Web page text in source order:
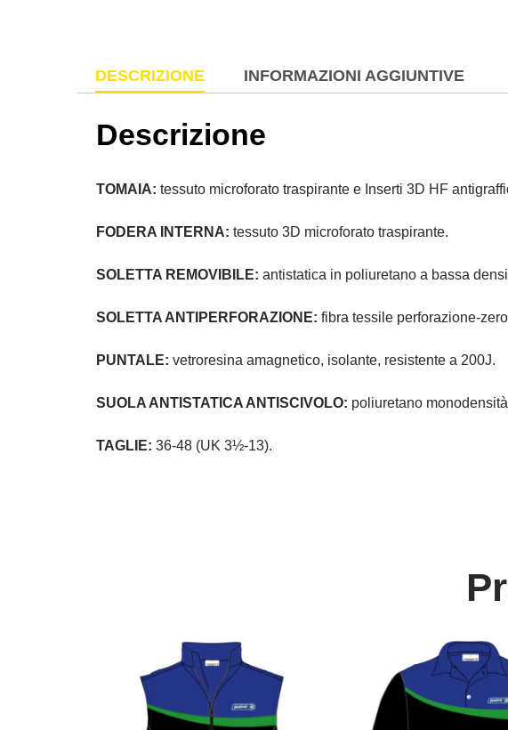
DESCRIZIONE INFORMAZIONI AGGIUNTIVE
Descrizione
TOMAIA: tessuto microforato traspirante e Inserti 3D HF
FODERA INTERNA: tessuto 3D microforato traspirante.
SOLETTA REMOVIBILE: antistatica in poliuretano a bassa
SOLETTA ANTIPERFORAZIONE: fibra tessile perforazione-
PUNTALE: vetroresina amagnetico, isolante, resistente a 200J.
SUOLA ANTISTATICA ANTISCIVOLO: poliuretano
TAGLIE: 36-48 (UK 3½-13).